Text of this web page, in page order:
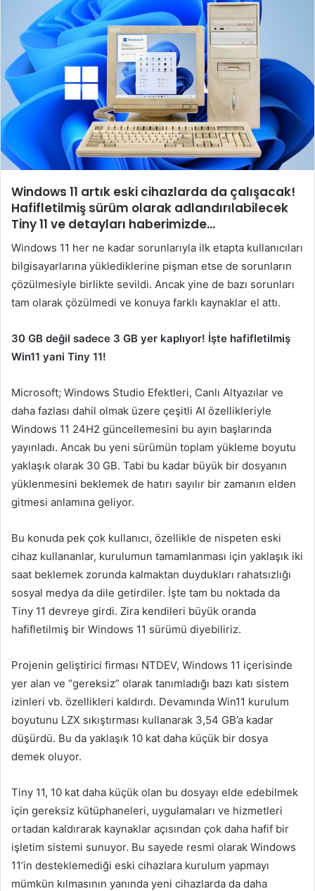
Windows 11 artık eski cihazlarda da çalışacak!
Hafifletilmiş sürüm olarak adlandırılabilecek
Tiny 11 ve detayları haberimizde…
Windows 11 her ne kadar sorunlarıyla ilk etapta kullanıcıları
bilgisayarlarına yüklediklerine pişman etse de sorunların
çözülmesiyle birlikte sevildi. Ancak yine de bazı sorunları
tam olarak çözülmedi ve konuya farklı kaynaklar el attı.
30 GB değil sadece 3 GB yer kaplıyor! İşte hafifletilmiş
Win11 yani Tiny 11!
Microsoft; Windows Studio Efektleri, Canlı Altyazılar ve
daha fazlası dahil olmak üzere çeşitli AI özellikleriyle
Windows 11 24H2 güncellemesini bu ayın başlarında
yayınladı. Ancak bu yeni sürümün toplam yükleme boyutu
yaklaşık olarak 30 GB. Tabi bu kadar büyük bir dosyanın
yüklenmesini beklemek de hatırı sayılır bir zamanın elden
gitmesi anlamına geliyor.
Bu konuda pek çok kullanıcı, özellikle de nispeten eski
cihaz kullananlar, kurulumun tamamlanması için yaklaşık iki
saat beklemek zorunda kalmaktan duydukları rahatsızlığı
sosyal medya da dile getirdiler. İşte tam bu noktada da
Tiny 11 devreye girdi. Zira kendileri büyük oranda
hafifletilmiş bir Windows 11 sürümü diyebiliriz.
Projenin geliştirici firması NTDEV, Windows 11 içerisinde
yer alan ve “gereksiz” olarak tanımladığı bazı katı sistem
izinleri vb. özellikleri kaldırdı. Devamında Win11 kurulum
boyutunu LZX sıkıştırması kullanarak 3,54 GB’a kadar
düşürdü. Bu da yaklaşık 10 kat daha küçük bir dosya
demek oluyor.
Tiny 11, 10 kat daha küçük olan bu dosyayı elde edebilmek
için gereksiz kütüphaneleri, uygulamaları ve hizmetleri
ortadan kaldırarak kaynaklar açısından çok daha hafif bir
işletim sistemi sunuyor. Bu sayede resmi olarak Windows
11’in desteklemediği eski cihazlara kurulum yapmayı
mümkün kılmasının yanında yeni cihazlarda da daha